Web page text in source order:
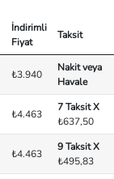
İndirimli
Fiyat
Taksit
₺3.940
Nakit veya
Havale
₺4.463
7 Taksit X
₺637,50
₺4.463
9 Taksit X
₺495,83